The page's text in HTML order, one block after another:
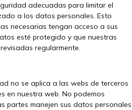
adecuadas para limitar el
a los datos personales. Esto
necesarias tengan acceso a sus
esté protegido y que nuestras
regularmente.
no se aplica a las webs de terceros
en nuestra web. No podemos
partes manejen sus datos personales